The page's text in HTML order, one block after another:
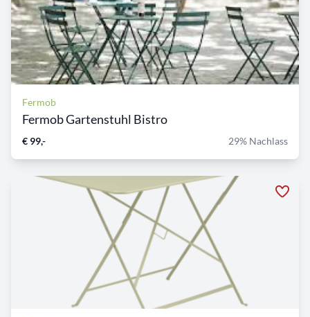
Fermob
Fermob Gartenstuhl Bistro
€ 99,- 29% Nachlass